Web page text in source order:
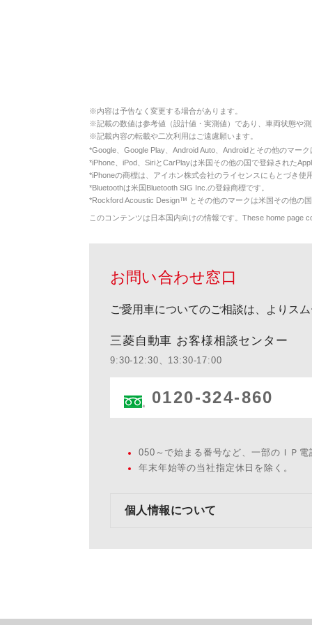
※内容は予告なく変更する場合があります。
※記載の数値は参考値（設計値・実測値）であり、車両状態や測
※記載内容の転載や二次利用はご遠慮願います。
*Google、Google Play、Android Auto、Androidとその他のマー
*iPhone、iPod、SiriとCarPlayは米国その他の国で登録された
*iPhoneの商標は、アイホン株式会社のライセンスにもとづき使
*Bluetoothは米国Bluetooth SIG Inc.の登録商標です。
*Rockford Acoustic Design™ とその他のマークは米国その他の
このコンテンツは日本国内向けの情報です。These home page
お問い合わせ窓口
ご愛用車についてのご相談は、よりス
三菱自動車 お客様相談センター
9:30-12:30、13:30-17:00
0120-324-860
050～で始まる番号など、一部のＩＰ
年末年始等の当社指定休日を除く。
個人情報について